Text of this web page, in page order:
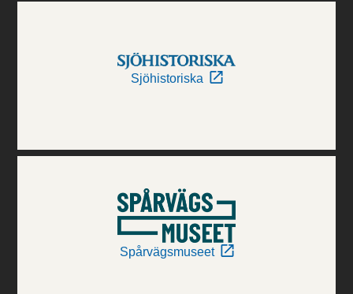
Sjöhistoriska
Spårvägsmuseet